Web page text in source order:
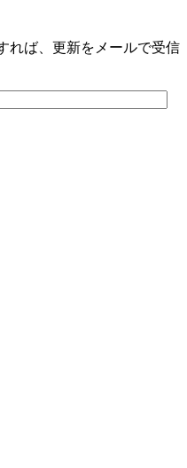
れば、更新をメールで受信